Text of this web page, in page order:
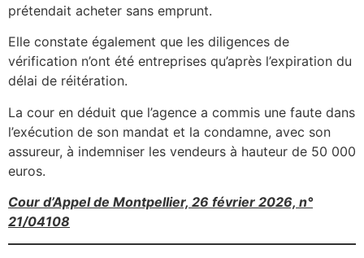
prétendait acheter sans emprunt.
Elle constate également que les diligences de
vérification n’ont été entreprises qu’après l’expiration du
délai de réitération.
La cour en déduit que l’agence a commis une faute dans
l’exécution de son mandat et la condamne, avec son
assureur, à indemniser les vendeurs à hauteur de 50 000
euros.
Cour d’Appel de Montpellier, 26 février 2026, n°
21/04108